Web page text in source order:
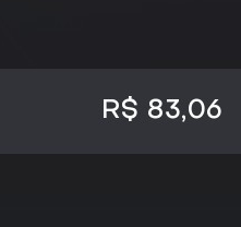
R$ 83,06